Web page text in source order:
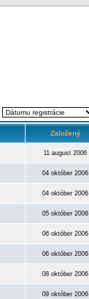
Založený
11 august 2006
04 október 2006
04 október 2006
05 október 2006
06 október 2006
06 október 2006
08 október 2006
09 október 2006